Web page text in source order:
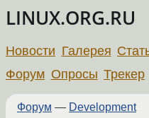
LINUX.ORG.RU
Новости Галерея
Форум Опросы Трекер
Форум — Development